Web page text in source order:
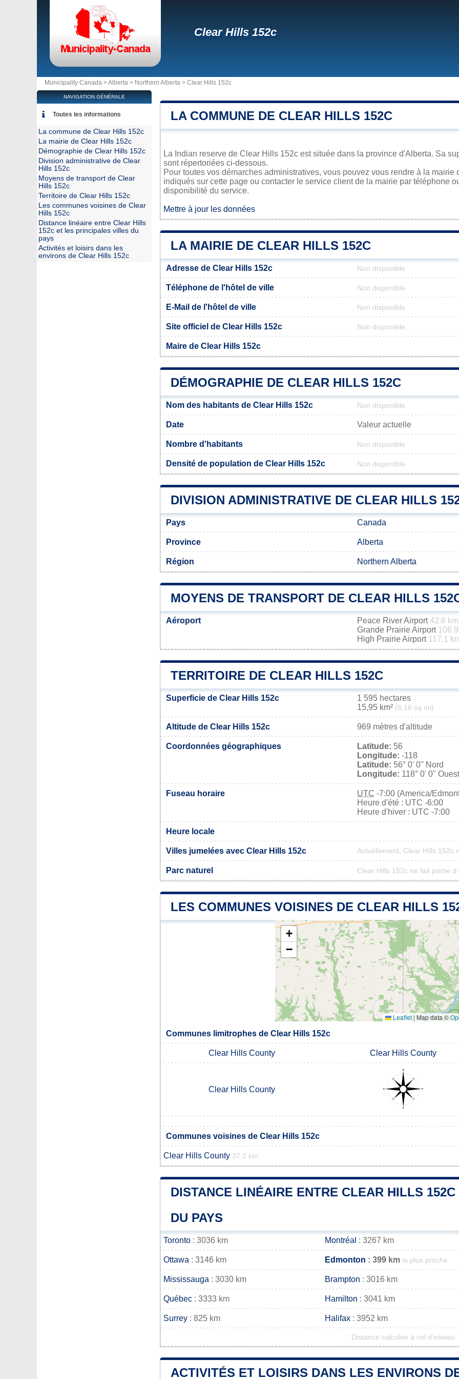
Clear Hills 152c
Municipality Canada >Alberta > Northern Alberta > Clear Hills 152c
LA COMMUNE DE CLEAR HILLS 152C
La Indian reserve de Clear Hills 152c est située dans la province d'Alberta. Sa
sont répertoriées ci-dessous.
Pour toutes vos démarches administratives, vous pouvez vous rendre à la
indiqués sur cette page ou contacter le service client de la mairie par téléphone
disponibilité du service.
Mettre à jour les données
LA MAIRIE DE CLEAR HILLS 152C
Adresse de Clear Hills 152c Non disponible
Téléphone de l'hôtel de ville Non disponible
E-Mail de l'hôtel de ville Non disponible
Site officiel de Clear Hills 152c Non disponible
Maire de Clear Hills 152c
DÉMOGRAPHIE DE CLEAR HILLS 152C
Nom des habitants de Clear Hills 152c Non disponible
Date Valeur actuelle
Nombre d'habitants Non disponible
Densité de population de Clear Hills 152c Non disponible
DIVISION ADMINISTRATIVE DE CLEAR HILLS
Pays Canada
Province Alberta
Région Northern Alberta
MOYENS DE TRANSPORT DE CLEAR HILLS
Aéroport Peace River Airport42.6 km
Grande Prairie Airport
High Prairie Airport 117.1
TERRITOIRE DE CLEAR HILLS 152C
Superficie de Clear Hills 152c
1 595 hectares
15,95 km² (6,16 sq mi)
Altitude de Clear Hills 152c 969 mètres d'altitude
Coordonnées géographiques Latitude: 56
Longitude: -118
Latitude: 56° 0' 0'' Nord
Longitude: 118° 0' 0'' Ouest
Fuseau horaire UTC -7:00 (America/
Heure d'été : UTC -6:00
Heure d'hiver : UTC -7:00
Heure locale
Villes jumelées avec Clear Hills 152c Actuellement, Clear Hills 152c
Parc naturel Clear Hills 152c ne fait partie
LES COMMUNES VOISINES DE CLEAR HILLS
+
−
Leaflet | Map data ©
Communes limitrophes de Clear Hills 152c
Clear Hills County Clear Hills County
Clear Hills County
Communes voisines de Clear Hills 152c
Clear Hills County 37.2 km
DISTANCE LINÉAIRE ENTRE CLEAR HILLS
DU PAYS
Toronto : 3036 km Montréal : 3267 km
Ottawa : 3146 km Edmonton : 399 km la plus proche
Mississauga : 3030 km Brampton : 3016 km
Québec : 3333 km Hamilton : 3041 km
Surrey : 825 km Halifax : 3952 km
Distance calculée à vol d'oiseau
ACTIVITÉS ET LOISIRS DANS LES ENVIRONS
NAVIGATION GÉNÉRALE
Toutes les informations
La commune de Clear Hills 152c
La mairie de Clear Hills 152c
Démographie de Clear Hills 152c
Division administrative de Clear
Hills 152c
Moyens de transport de Clear
Hills 152c
Territoire de Clear Hills 152c
Les communes voisines de Clear
Hills 152c
Distance linéaire entre Clear Hills
152c et les principales villes du
pays
Activités et loisirs dans les
environs de Clear Hills 152c